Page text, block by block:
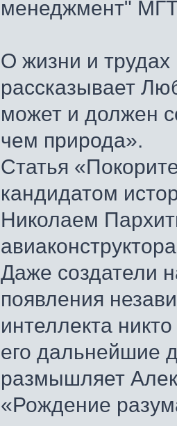
менеджмент"
О жизни и
рассказывает
может и должен
чем природа».
Статья
кандидатом
Николаем
Даже создатели
появления
интеллекта
его дальнейшие
размышляет
«Рождение